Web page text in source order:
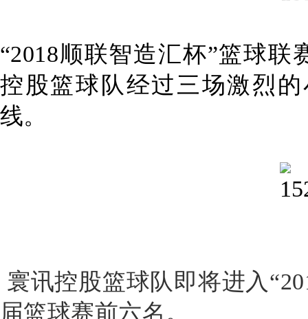
“2018顺联智造汇杯”篮球联
控股篮球队经过三场激烈
线。
寰讯控股篮球队即将进入
届篮球赛前六名。